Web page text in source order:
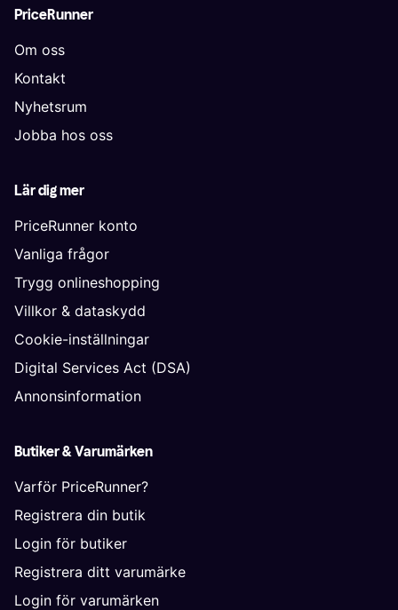
PriceRunner
Om oss
Kontakt
Nyhetsrum
Jobba hos oss
Lär dig mer
PriceRunner konto
Vanliga frågor
Trygg onlineshopping
Villkor & dataskydd
Cookie-inställningar
Digital Services Act (DSA)
Annonsinformation
Butiker & Varumärken
Varför PriceRunner?
Registrera din butik
Login för butiker
Registrera ditt varumärke
Login för varumärken